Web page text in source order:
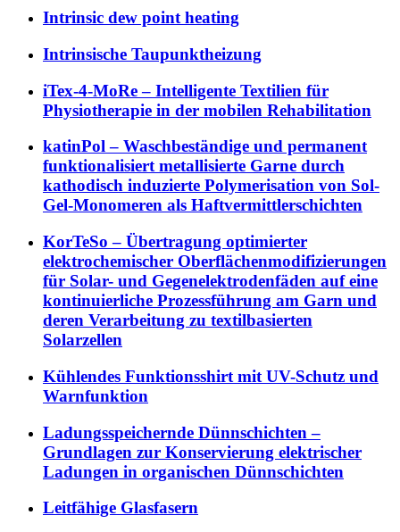
Intrinsic dew point heating
Intrinsische Taupunktheizung
iTex-4-MoRe – Intelligente Textilien für
Physiotherapie in der mobilen Rehabilitation
katinPol – Waschbeständige und permanent
funktionalisiert metallisierte Garne durch
kathodisch induzierte Polymerisation von Sol-
Gel-Monomeren als Haftvermittlerschichten
KorTeSo – Übertragung optimierter
elektrochemischer Oberflächenmodifizierungen
für Solar- und Gegenelektrodenfäden auf eine
kontinuierliche Prozessführung am Garn und
deren Verarbeitung zu textilbasierten
Solarzellen
Kühlendes Funktionsshirt mit UV-Schutz und
Warnfunktion
Ladungsspeichernde Dünnschichten –
Grundlagen zur Konservierung elektrischer
Ladungen in organischen Dünnschichten
Leitfähige Glasfasern